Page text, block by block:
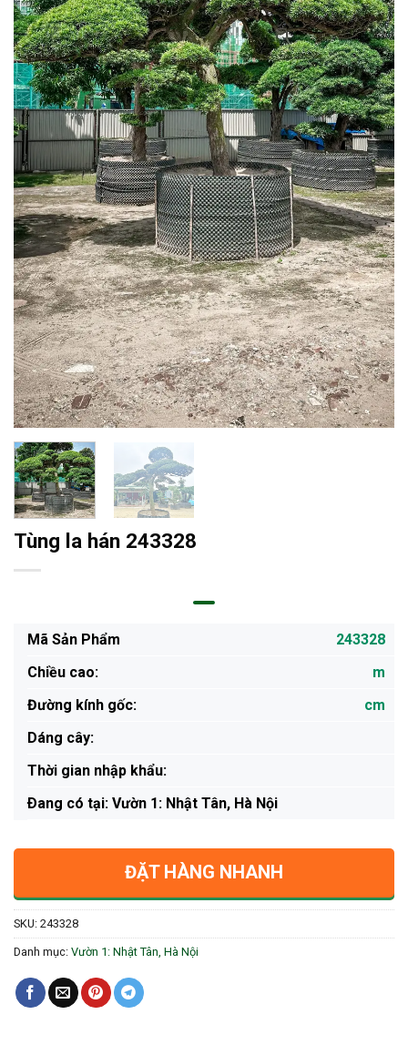
Tùng la hán 243328
Mã Sản Phẩm
243328
Chiều cao:
m
Đường kính gốc:
cm
Dáng cây:
Thời gian nhập khẩu:
Ðang có tại: Vườn 1: Nhật Tân, Hà Nội
ĐẶT HÀNG NHANH
SKU: 243328
Danh mục: Vườn 1: Nhật Tân, Hà Nội